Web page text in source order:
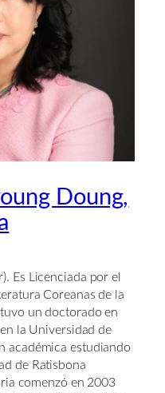
Doung,
Es Licenciada por el
Coreanas de la
un doctorado en
la Universidad de
académica estudiando
de Ratisbona
comenzó en 2003